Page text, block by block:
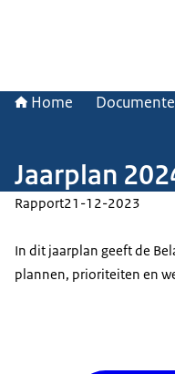
Home
Jaarplan
Rapport21-12-2023
In dit jaarplan geeft de
plannen, prioriteiten en